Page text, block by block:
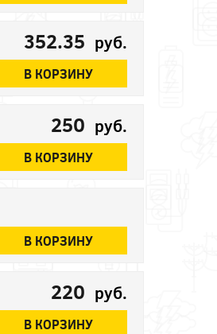
352.35 руб.
В КОРЗИНУ
250 руб.
В КОРЗИНУ
В КОРЗИНУ
220 руб.
В КОРЗИНУ